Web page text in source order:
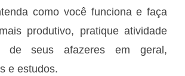
como você funciona e faça
produtivo, pratique atividade
de seus afazeres em geral,
e estudos.